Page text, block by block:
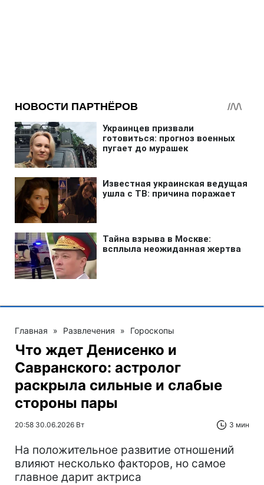
Главная » Развлечения » Гороскопы
Что ждет Денисенко и
Савранского: астролог
раскрыла сильные и слабые
стороны пары
20:58 30.06.2026 Вт 3 мин
На положительное развитие отношений
влияют несколько факторов, но самое
главное дарит актриса